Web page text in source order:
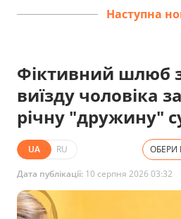
Наступна
Фіктивний шлюб
виїзду чоловіка
річну "дружину"
UA RU ОБЕРИ
Дата публікації: 10 серпня 2026 03:32